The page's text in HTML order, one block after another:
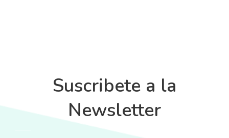
Suscribete a la
Newsletter